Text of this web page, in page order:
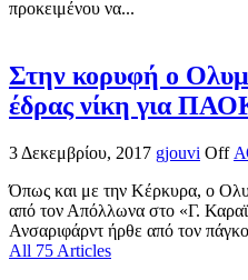
προκειμένου να...
Στην κορυφή ο
έδρας νίκη για
3 Δεκεμβρίου, 2017 gjouvi Off
Όπως και με την Κέρκυρα, ο
από τον Απόλλωνα στο «Γ.
Ανσαριφάρντ ήρθε από τον
All 75 Articles